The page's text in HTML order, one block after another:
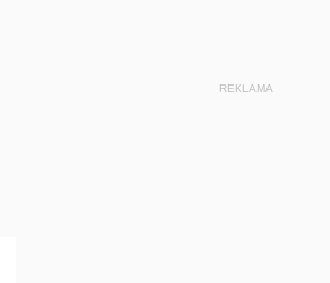
REKLAMA